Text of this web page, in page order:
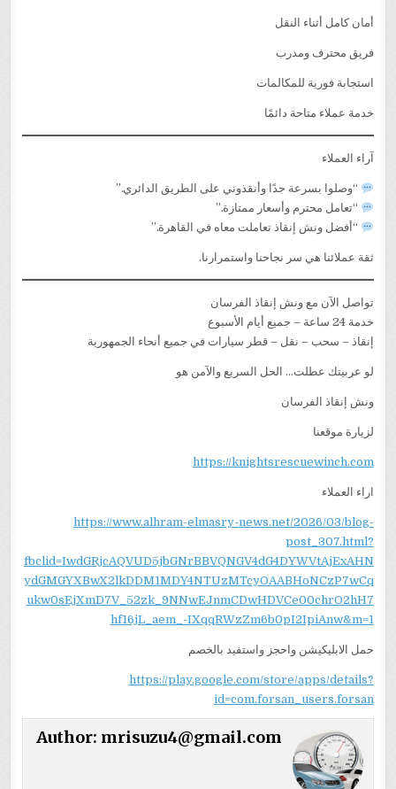
أمان كامل أثناء النقل
فريق محترف ومدرب
استجابة فورية للمكالمات
خدمة عملاء متاحة دائمًا
آراء العملاء
“وصلوا بسرعة جدًا وأنقذوني على الطريق الدائري.”
“تعامل محترم وأسعار ممتازة.”
“أفضل ونش إنقاذ تعاملت معاه في القاهرة.”
ثقة عملائنا هي سر نجاحنا واستمرارنا.
تواصل الآن مع ونش إنقاذ الفرسان
خدمة 24 ساعة – جميع أيام الأسبوع
إنقاذ – سحب – نقل – قطر سيارات في جميع أنحاء الجمهورية
لو عربيتك عطلت… الحل السريع والآمن هو
ونش إنقاذ الفرسان
لزيارة موقعنا
https://knightsrescuewinch.com
اراء العملاء
https://www.alhram-elmasry-news.net/2026/03/blog-
post_307.html?
fbclid=IwdGRjcAQVUD5jbGNrBBVQNGV4dG4DYWVtAjExAHN
ydGMGYXBwX2lkDDM1MDY4NTUzMTcyOAABHoNCzP7wCq
ukw0sEjXmD7V_52zk_9NNwEJnmCDwHDVCe00chrO2hH7
hf16jL_aem_-IXqqRWzZm6b0pI2IpiAnw&m=1
حمل الابليكيشن واحجز واستفيد بالخصم
https://play.google.com/store/apps/details?
id=com.forsan_users.forsan
Author: mrisuzu4@gmail.com